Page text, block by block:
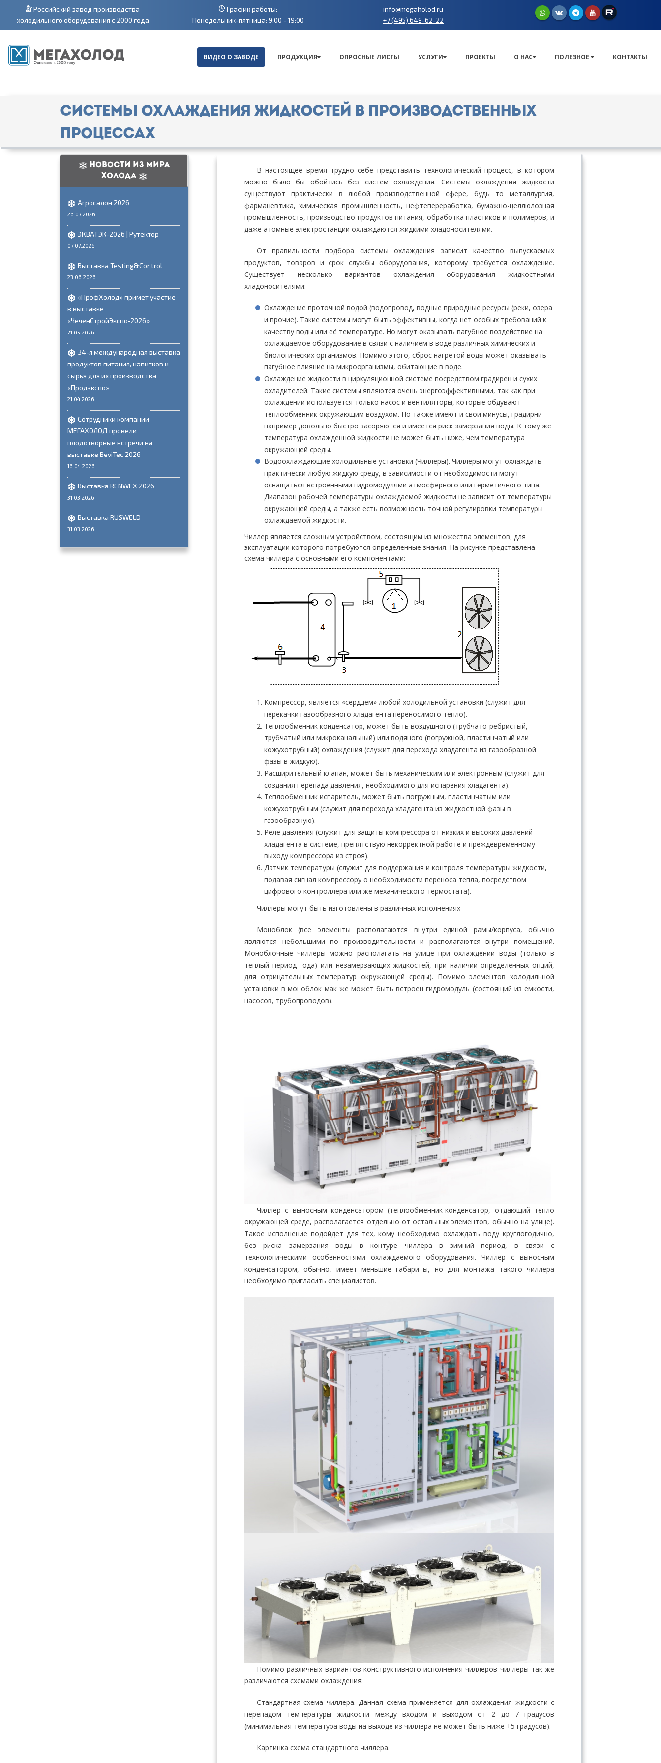
Российский завод производства
холодильного оборудования с 2000 года
График работы:
Понедельник-пятница: 9:00 - 19:00
info@megaholod.ru
+7 (495) 649-62-22
ВИДЕО О ЗАВОДЕ ПРОДУКЦИЯ ОПРОСНЫЕ ЛИСТЫ УСЛУГИ ПРОЕКТЫ О НАС ПОЛЕЗНОЕ КОНТАКТЫ
Системы охлаждения жидкостей в производственных
процессах
Новости из мира
холода
Агросалон 2026
26.07.2026
ЭКВАТЭК‑2026 | Рутектор
07.07.2026
Выставка Testing&Control
23.06.2026
«ПрофХолод» примет участие
в выставке
«ЧеченСтройЭкспо‑2026»
21.05.2026
34-я международная выставка
продуктов питания, напитков и
сырья для их производства
«Продэкспо»
21.04.2026
Сотрудники компании
МЕГАХОЛОД провели
плодотворные встречи на
выставке BeviTec 2026
16.04.2026
Выставка RENWEX 2026
31.03.2026
Выставка RUSWELD
31.03.2026
В настоящее время трудно себе представить технологический процесс, в котором
можно было бы обойтись без систем охлаждения. Системы охлаждения жидкости
существуют практически в любой производственной сфере, будь то металлургия,
фармацевтика, химическая промышленность, нефтепереработка, бумажно-целлюлозная
промышленность, производство продуктов питания, обработка пластиков и полимеров, и
даже атомные электростанции охлаждаются жидкими хладоносителями.
От правильности подбора системы охлаждения зависит качество выпускаемых
продуктов, товаров и срок службы оборудования, которому требуется охлаждение.
Существует несколько вариантов охлаждения оборудования жидкостными
хладоносителями:
Охлаждение проточной водой (водопровод, водные природные ресурсы (реки, озера
и прочие). Такие системы могут быть эффективны, когда нет особых требований к
качеству воды или её температуре. Но могут оказывать пагубное воздействие на
охлаждаемое оборудование в связи с наличием в воде различных химических и
биологических организмов. Помимо этого, сброс нагретой воды может оказывать
пагубное влияние на микроорганизмы, обитающие в воде.
Охлаждение жидкости в циркуляционной системе посредством градирен и сухих
охладителей. Такие системы являются очень энергоэффективными, так как при
охлаждении используется только насос и вентиляторы, которые обдувают
теплообменник окружающим воздухом. Но также имеют и свои минусы, градирни
например довольно быстро засоряются и имеется риск замерзания воды. К тому же
температура охлажденной жидкости не может быть ниже, чем температура
окружающей среды.
Водоохлаждающие холодильные установки (Чиллеры). Чиллеры могут охлаждать
практически любую жидкую среду, в зависимости от необходимости могут
оснащаться встроенными гидромодулями атмосферного или герметичного типа.
Диапазон рабочей температуры охлаждаемой жидкости не зависит от температуры
окружающей среды, а также есть возможность точной регулировки температуры
охлаждаемой жидкости.
Чиллер является сложным устройством, состоящим из множества элементов, для
эксплуатации которого потребуются определенные знания. На рисунке представлена
схема чиллера с основными его компонентами:
Компрессор, является «сердцем» любой холодильной установки (служит для
перекачки газообразного хладагента переносимого тепло).
Теплообменник конденсатор, может быть воздушного (трубчато-ребристый,
трубчатый или микроканальный) или водяного (погружной, пластинчатый или
кожухотрубный) охлаждения (служит для перехода хладагента из газообразной
фазы в жидкую).
Расширительный клапан, может быть механическим или электронным (служит для
создания перепада давления, необходимого для испарения хладагента).
Теплообменник испаритель, может быть погружным, пластинчатым или
кожухотрубным (служит для перехода хладагента из жидкостной фазы в
газообразную).
Реле давления (служит для защиты компрессора от низких и высоких давлений
хладагента в системе, препятствую некорректной работе и преждевременному
выходу компрессора из строя).
Датчик температуры (служит для поддержания и контроля температуры жидкости,
подавая сигнал компрессору о необходимости переноса тепла, посредством
цифрового контроллера или же механического термостата).
Чиллеры могут быть изготовлены в различных исполнениях
Моноблок (все элементы располагаются внутри единой рамы/корпуса, обычно
являются небольшими по производительности и располагаются внутри помещений.
Моноблочные чиллеры можно располагать на улице при охлаждении воды (только в
теплый период года) или незамерзающих жидкостей, при наличии определенных опций,
для отрицательных температур окружающей среды). Помимо элементов холодильной
установки в моноблок мак же может быть встроен гидромодуль (состоящий из емкости,
насосов, трубопроводов).
Чиллер с выносным конденсатором (теплообменник-конденсатор, отдающий тепло
окружающей среде, располагается отдельно от остальных элементов, обычно на улице).
Такое исполнение подойдет для тех, кому необходимо охлаждать воду круглогодично,
без риска замерзания воды в контуре чиллера в зимний период, в связи с
технологическими особенностями охлаждаемого оборудования. Чиллер с выносным
конденсатором, обычно, имеет меньшие габариты, но для монтажа такого чиллера
необходимо пригласить специалистов.
Помимо различных вариантов конструктивного исполнения чиллеров чиллеры так же
различаются схемами охлаждения:
Стандартная схема чиллера. Данная схема применяется для охлаждения жидкости с
перепадом температуры жидкости между входом и выходом от 2 до 7 градусов
(минимальная температура воды на выходе из чиллера не может быть ниже +5 градусов).
Картинка схема стандартного чиллера.